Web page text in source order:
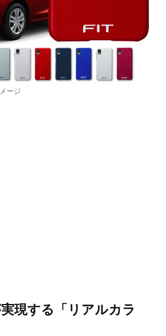
ージ
現する「リアルカラ